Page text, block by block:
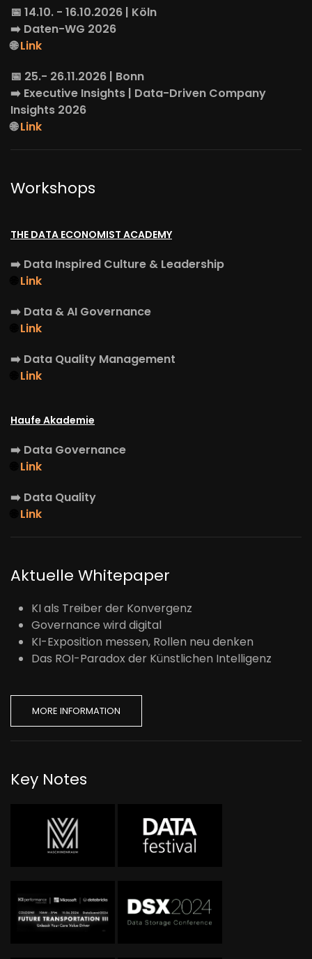
📅 14.10. - 16.10.2026 | Köln
➡️ Daten-WG 2026
🌐Link
📅 25.- 26.11.2026 | Bonn
➡️ Executive Insights | Data-Driven Company
Insights 2026
🌐Link
Workshops
THE DATA ECONOMIST ACADEMY
➡️ Data Inspired Culture & Leadership
Link
➡️ Data & AI Governance
Link
➡️ Data Quality Management
Link
Haufe Akademie
➡️ Data Governance
Link
➡️ Data Quality
Link
Aktuelle Whitepaper
KI als Treiber der Konvergenz
Governance wird digital
KI-Exposition messen, Rollen neu denken
Das ROI-Paradox der Künstlichen Intelligenz
MORE INFORMATION
Key Notes